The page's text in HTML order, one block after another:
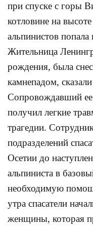
при спуске с горы
котловине на
альпинистов попала
Жительница
рождения, была
камнепадом,
Сопровождавший ее
получил легкие
трагедии.
подразделений
Осетии до
альпиниста в
необходимую
утра спасатели
женщины, которая